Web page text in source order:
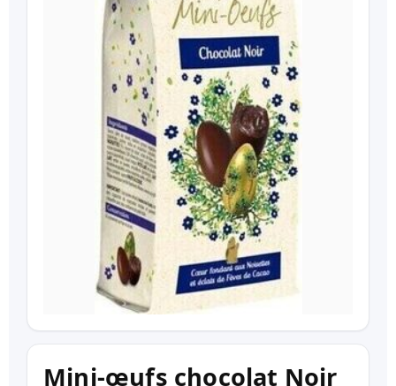
Mini-œufs chocolat Noir